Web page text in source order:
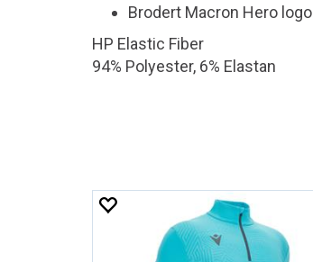
Brodert Macron Hero logo
HP Elastic Fiber
94% Polyester, 6% Elastan